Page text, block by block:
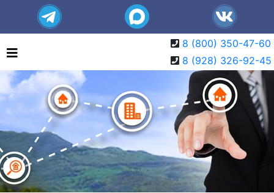
8 (800) 350-47-60
8 (928) 326-92-45